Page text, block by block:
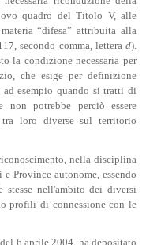
quadro del Titolo V, alle
“difesa” attribuita alla
secondo comma, letterad).
la condizione necessaria per
che esige per definizione
esempio quando si tratti di
potrebbe perciò essere
loro diverse sul territorio
nella disciplina
Province autonome, essendo
nell'ambito dei diversi
profili di connessione con le
6 aprile 2004, ha depositato